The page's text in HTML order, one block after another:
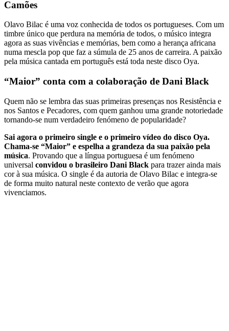
Camões
Olavo Bilac é uma voz conhecida de todos os portugueses. Com um
timbre único que perdura na memória de todos, o músico integra
agora as suas vivências e memórias, bem como a herança africana
numa mescla pop que faz a súmula de 25 anos de carreira. A paixão
pela música cantada em português está toda neste disco Oya.
“Maior” conta com a colaboração de Dani Black
Quem não se lembra das suas primeiras presenças nos Resistência e
nos Santos e Pecadores, com quem ganhou uma grande notoriedade
tornando-se num verdadeiro fenómeno de popularidade?
Sai agora o primeiro single e o primeiro vídeo do disco Oya.
Chama-se “Maior” e espelha a grandeza da sua paixão pela
música. Provando que a língua portuguesa é um fenómeno
universal convidou o brasileiro Dani Black para trazer ainda mais
cor à sua música. O single é da autoria de Olavo Bilac e integra-se
de forma muito natural neste contexto de verão que agora
vivenciamos.